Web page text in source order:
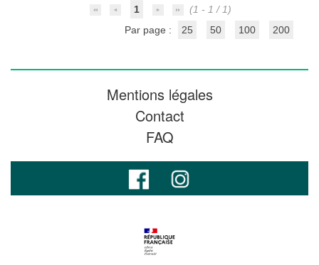
1
(1 - 1 / 1)
Par page :
25 50 100 200
Mentions légales
Contact
FAQ